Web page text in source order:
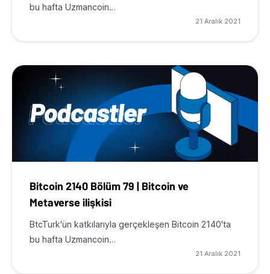
bu hafta Uzmancoin…
21 Aralık 2021
Bitcoin 2140 Bölüm 79 | Bitcoin ve
Metaverse ilişkisi
BtcTurk'ün katkılarıyla gerçekleşen Bitcoin 2140'ta
bu hafta Uzmancoin…
21 Aralık 2021